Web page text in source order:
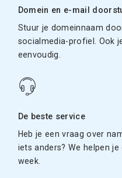
Domein en e-mail
Stuur je domeinnaam
socialmedia-profiel. Ook
eenvoudig.
De beste service
Heb je een vraag over
iets anders? We helpen
week.